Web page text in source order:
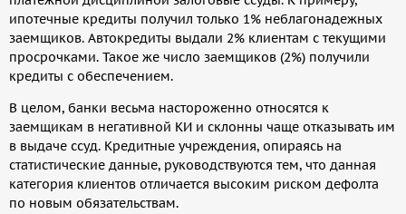
ипотечные кредиты получил только 1% неблагонадежных
заемщиков. Автокредиты выдали 2% клиентам с текущими
просрочками. Такое же число заемщиков (2%) получили
кредиты с обеспечением.
В целом, банки весьма настороженно относятся к
заемщикам в негативной КИ и склонны чаще отказывать им
в выдаче ссуд. Кредитные учреждения, опираясь на
статистические данные, руководствуются тем, что данная
категория клиентов отличается высоким риском дефолта
по новым обязательствам.